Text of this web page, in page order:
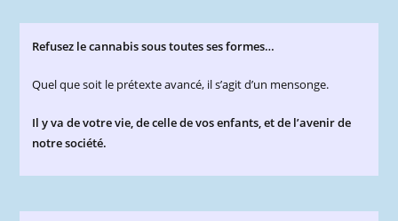
Refusez le cannabis sous toutes ses formes…
Quel que soit le prétexte avancé, il s’agit d’un mensonge.
Il y va de votre vie, de celle de vos enfants, et de l’avenir de
notre société.